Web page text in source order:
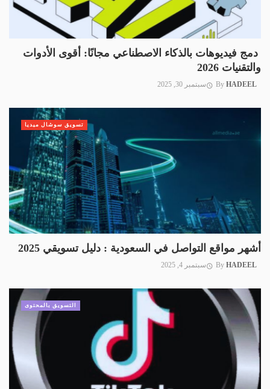
دمج فيديوهات بالذكاء الاصطناعي مجانًا: أقوى الأدوات
والتقنيات 2026
By HADEEL سبتمبر 30, 2025
أشهر مواقع التواصل في السعودية : دليل تسويقي 2025
By HADEEL سبتمبر 4, 2025
تسويق سوشال ميديا
التسويق بالمحتوى